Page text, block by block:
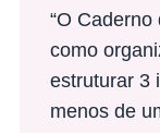
“O
como
estruturar 3
menos de